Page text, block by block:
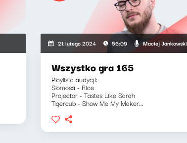
21 lutego 2024 56:09 Maciej Jankowski
Wszystko gra 165
Playlista audycji:
Slomosa - Rice
Projector - Tastes Like Sarah
Tigercub - Show Me My Maker...